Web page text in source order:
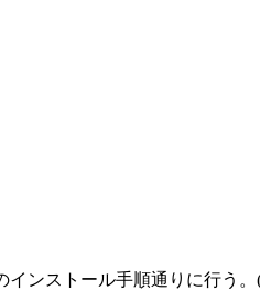
ンストール手順通りに行う